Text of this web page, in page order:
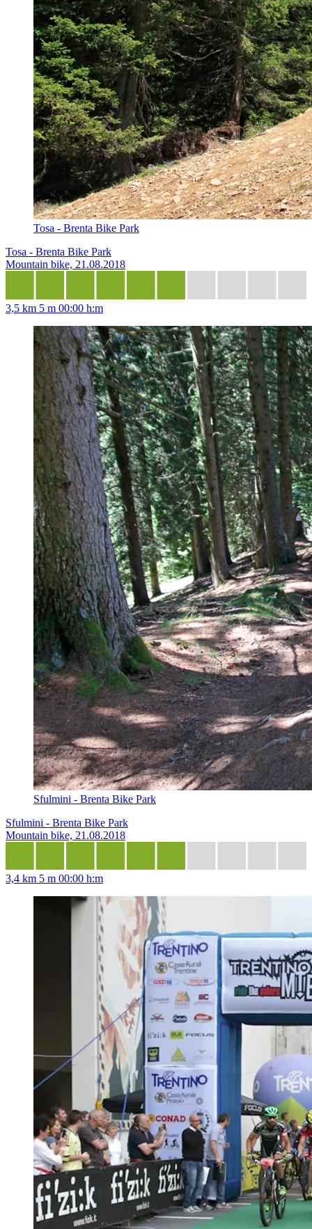
Tosa - Brenta Bike Park
Tosa - Brenta Bike Park
Mountain bike, 21.08.2018
3,5 km 5 m 00:00 h:m
Sfulmini - Brenta Bike Park
Sfulmini - Brenta Bike Park
Mountain bike, 21.08.2018
3,4 km 5 m 00:00 h:m